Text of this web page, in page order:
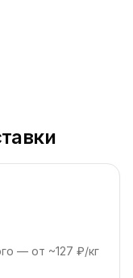
— от ~127 ₽/кг